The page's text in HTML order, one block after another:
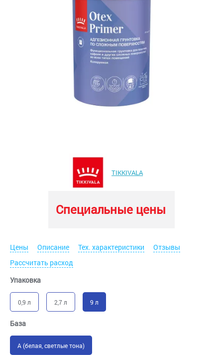
TIKKIVALA
Специальные цены
Цены Описание Тех. характеристики
Отзывы
Рассчитать расход
Упаковка
0,9 л 2,7 л 9 л
База
A (белая, светлые тона)